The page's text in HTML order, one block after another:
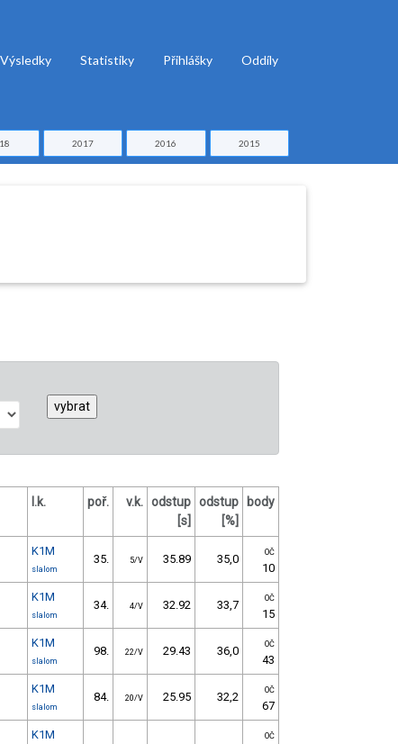
Výsledky Statistiky Přihlášky Oddíly
2017 2016 2015
l.k. poř. v.k. odstup
[s]
odstup
[%]
body
K1M
slalom
35. 5/V 35.89 35,0 OČ
10
K1M
slalom
34. 4/V 32.92 33,7 OČ
15
K1M
slalom
98. 22/V 29.43 36,0 OČ
43
K1M
slalom
84. 20/V 25.95 32,2 OČ
67
K1M OČ